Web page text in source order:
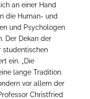
an einer Hand
die Human- und
und Psychologen
Der Dekan der
studentischen
ein. „Die
lange Tradition.
vor allem der
Christfried